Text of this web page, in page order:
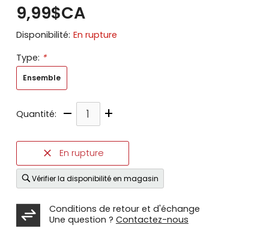
9,99$CA
Disponibilité: En rupture
Type: *
Ensemble
Quantité: – +
En rupture
Vérifier la disponibilité en magasin
Conditions de retour et d'échange
Une question ? Contactez-nous